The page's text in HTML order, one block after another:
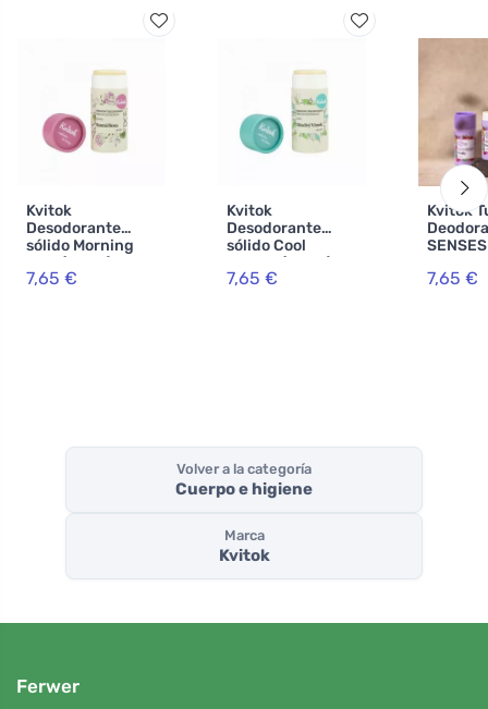
Kvitok
Desodorante
sólido Morning
Dew (42 ml) -
efectivo hasta 24
7,65 €
Kvitok
Desodorante
sólido Cool
Breeze (42 ml) -
efectivo hasta 24
7,65 €
Kvitok
7,65 €
Volver a la categoría
Cuerpo e higiene
Marca
Kvitok
Ferwer